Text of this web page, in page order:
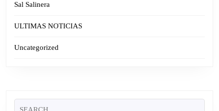
Sal Salinera
ULTIMAS NOTICIAS
Uncategorized